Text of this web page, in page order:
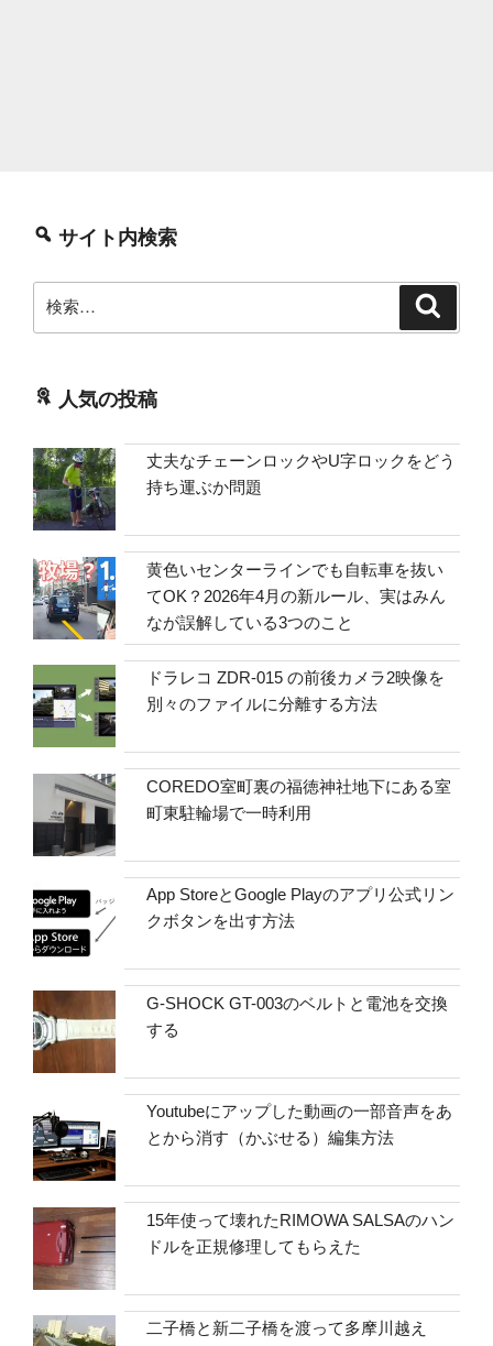
サイト内検索
索:
人気の投稿
丈夫なチェーンロックやU字ロックをどう
持ち運ぶか問題
黄色いセンターラインでも自転車を抜い
てOK？2026年4月の新ルール、実はみん
なが誤解している3つのこと
ドラレコ ZDR-015 の前後カメラ2映像を
別々のファイルに分離する方法
COREDO室町裏の福徳神社地下にある室
町東駐輪場で一時利用
App StoreとGoogle Playのアプリ公式リン
クボタンを出す方法
G-SHOCK GT-003のベルトと電池を交換
する
Youtubeにアップした動画の一部音声をあ
とから消す（かぶせる）編集方法
15年使って壊れたRIMOWA SALSAのハン
ドルを正規修理してもらえた
二子橋と新二子橋を渡って多摩川越え